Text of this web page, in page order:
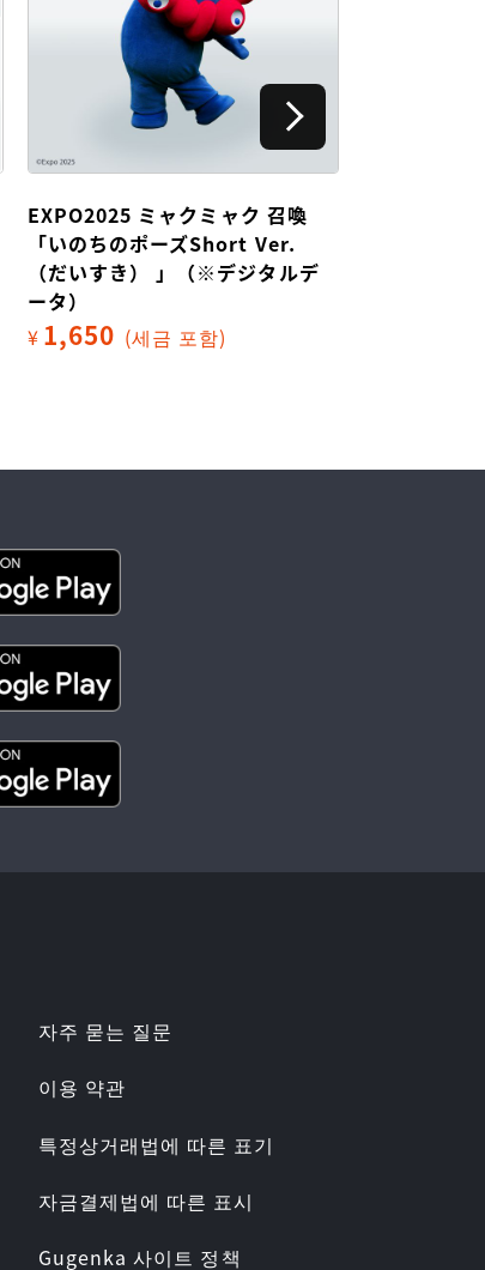
EXPO2025 ミャクミャク 召喚
「いのちのポーズShort Ver.
（だいすき） 」（※デジタルデ
ータ）
¥ 1,650 (세금 포함)
자주 묻는 질문
이용 약관
특정상거래법에 따른 표기
자금결제법에 따른 표시
Gugenka 사이트 정책